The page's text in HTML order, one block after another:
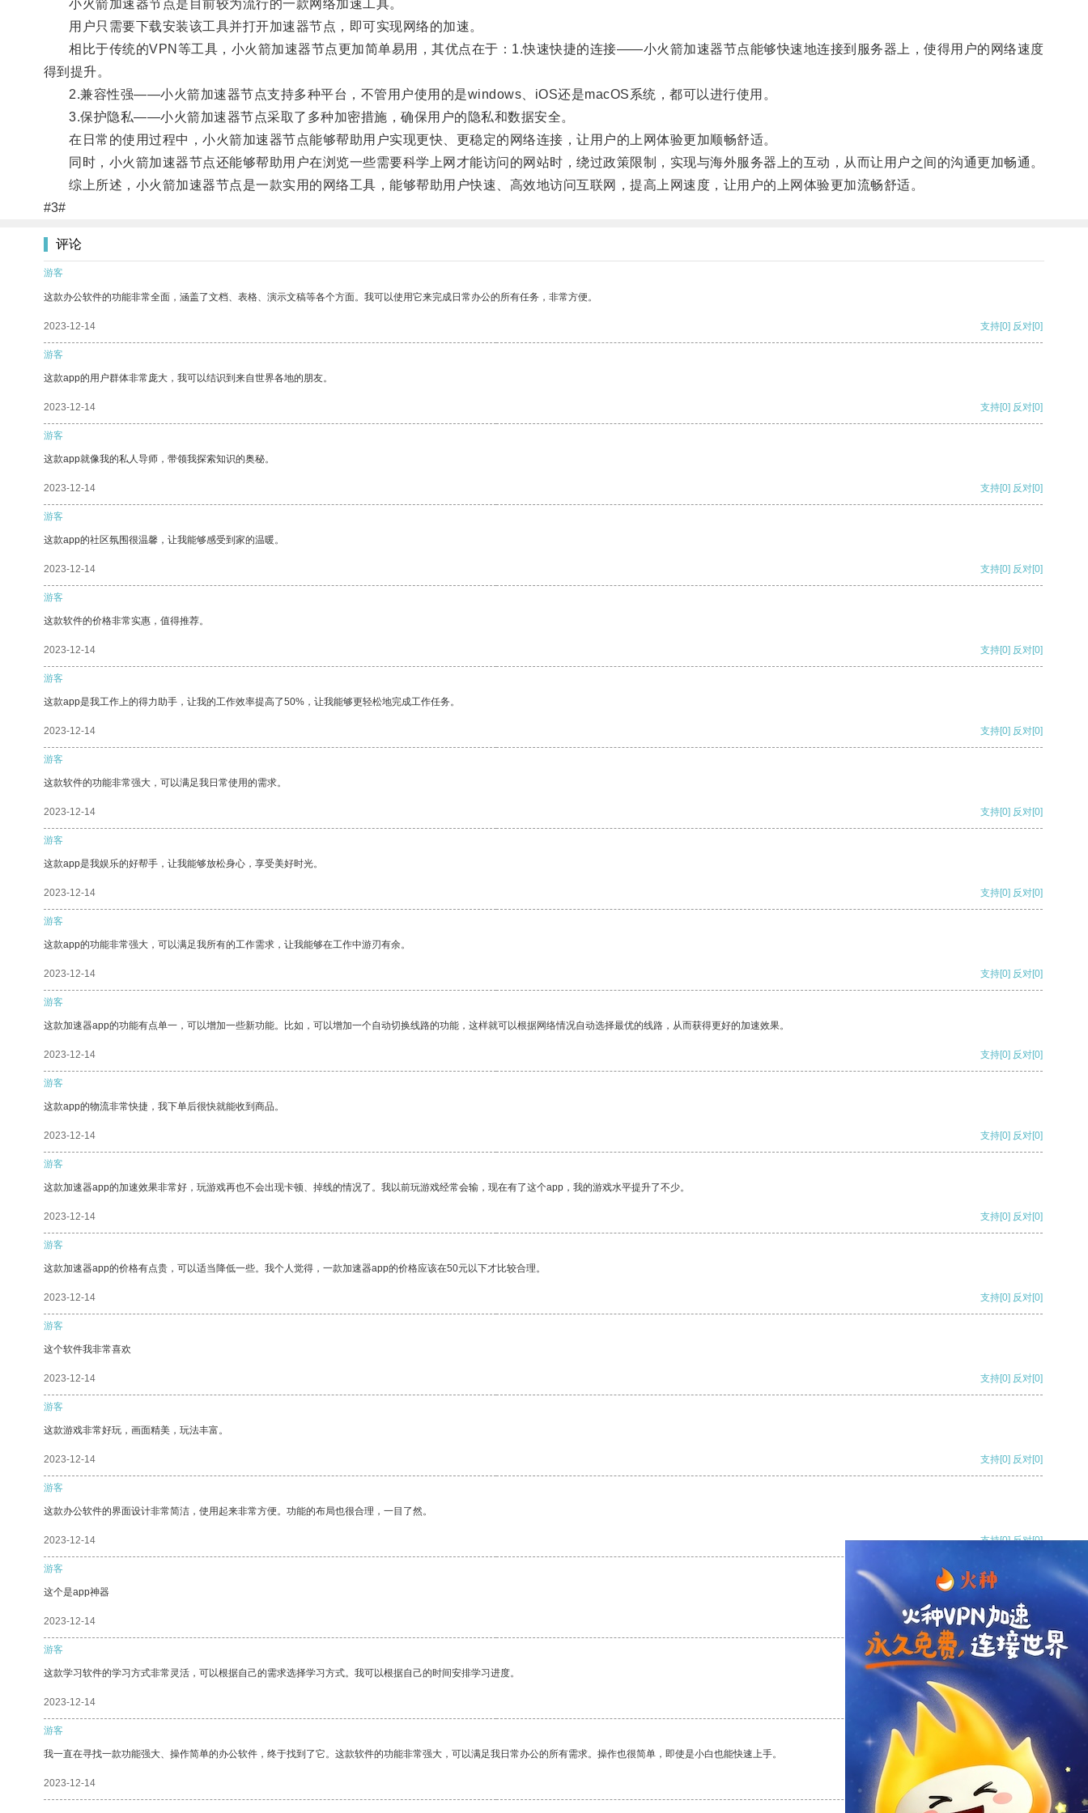
小火箭加速器节点是目前较为流行的一款网络加速工具。
用户只需要下载安装该工具并打开加速器节点，即可实现网络的加速。
相比于传统的VPN等工具，小火箭加速器节点更加简单易用，其优点在于：1.快速快捷的连接——小火箭加速器节点能够快速地连接到服务器上，使得用户的网络速度
得到提升。
2.兼容性强——小火箭加速器节点支持多种平台，不管用户使用的是windows、iOS还是macOS系统，都可以进行使用。
3.保护隐私——小火箭加速器节点采取了多种加密措施，确保用户的隐私和数据安全。
在日常的使用过程中，小火箭加速器节点能够帮助用户实现更快、更稳定的网络连接，让用户的上网体验更加顺畅舒适。
同时，小火箭加速器节点还能够帮助用户在浏览一些需要科学上网才能访问的网站时，绕过政策限制，实现与海外服务器上的互动，从而让用户之间的沟通更加畅通。
综上所述，小火箭加速器节点是一款实用的网络工具，能够帮助用户快速、高效地访问互联网，提高上网速度，让用户的上网体验更加流畅舒适。
#3#
评论
游客
这款办公软件的功能非常全面，涵盖了文档、表格、演示文稿等各个方面。我可以使用它来完成日常办公的所有任务，非常方便。
2023-12-14 支持[0] 反对[0]
游客
这款app的用户群体非常庞大，我可以结识到来自世界各地的朋友。
2023-12-14 支持[0] 反对[0]
游客
这款app就像我的私人导师，带领我探索知识的奥秘。
2023-12-14 支持[0] 反对[0]
游客
这款app的社区氛围很温馨，让我能够感受到家的温暖。
2023-12-14 支持[0] 反对[0]
游客
这款软件的价格非常实惠，值得推荐。
2023-12-14 支持[0] 反对[0]
游客
这款app是我工作上的得力助手，让我的工作效率提高了50%，让我能够更轻松地完成工作任务。
2023-12-14 支持[0] 反对[0]
游客
这款软件的功能非常强大，可以满足我日常使用的需求。
2023-12-14 支持[0] 反对[0]
游客
这款app是我娱乐的好帮手，让我能够放松身心，享受美好时光。
2023-12-14 支持[0] 反对[0]
游客
这款app的功能非常强大，可以满足我所有的工作需求，让我能够在工作中游刃有余。
2023-12-14 支持[0] 反对[0]
游客
这款加速器app的功能有点单一，可以增加一些新功能。比如，可以增加一个自动切换线路的功能，这样就可以根据网络情况自动选择最优的线路，从而获得更好的加速效果。
2023-12-14 支持[0] 反对[0]
游客
这款app的物流非常快捷，我下单后很快就能收到商品。
2023-12-14 支持[0] 反对[0]
游客
这款加速器app的加速效果非常好，玩游戏再也不会出现卡顿、掉线的情况了。我以前玩游戏经常会输，现在有了这个app，我的游戏水平提升了不少。
2023-12-14 支持[0] 反对[0]
游客
这款加速器app的价格有点贵，可以适当降低一些。我个人觉得，一款加速器app的价格应该在50元以下才比较合理。
2023-12-14 支持[0] 反对[0]
游客
这个软件我非常喜欢
2023-12-14 支持[0] 反对[0]
游客
这款游戏非常好玩，画面精美，玩法丰富。
2023-12-14 支持[0] 反对[0]
游客
这款办公软件的界面设计非常简洁，使用起来非常方便。功能的布局也很合理，一目了然。
2023-12-14 支持[0] 反对[0]
游客
这个是app神器
2023-12-14 支持[0] 反对
游客
这款学习软件的学习方式非常灵活，可以根据自己的需求选择学习方式。我可以根据自己的时间安排学习进度。
2023-12-14 支持
游客
我一直在寻找一款功能强大、操作简单的办公软件，终于找到了它。这款软件的功能非常强大，可以满足我日常办公的所有需求。操作也很简单，即使是小白也能快速上手。
2023-12-14 支持 反对 [0]